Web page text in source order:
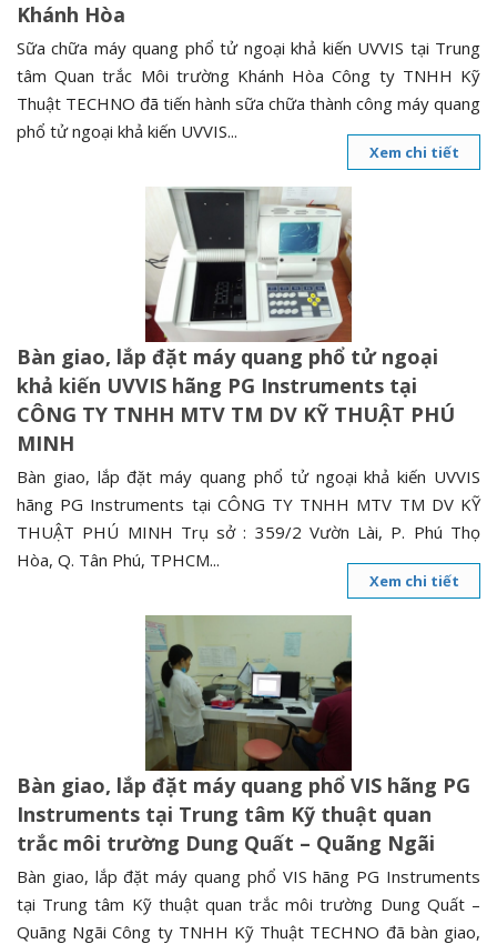
i
o
n
Khánh Hòa
Sữa chữa máy quang phổ tử ngoại khả kiến UVVIS tại Trung
tâm Quan trắc Môi trường Khánh Hòa Công ty TNHH Kỹ
Thuật TECHNO đã tiến hành sữa chữa thành công máy quang
phổ tử ngoại khả kiến UVVIS...
Xem chi tiết
Bàn giao, lắp đặt máy quang phổ tử ngoại
khả kiến UVVIS hãng PG Instruments tại
CÔNG TY TNHH MTV TM DV KỸ THUẬT PHÚ
MINH
Bàn giao, lắp đặt máy quang phổ tử ngoại khả kiến UVVIS
hãng PG Instruments tại CÔNG TY TNHH MTV TM DV KỸ
THUẬT PHÚ MINH Trụ sở : 359/2 Vườn Lài, P. Phú Thọ
Hòa, Q. Tân Phú, TPHCM...
Xem chi tiết
Bàn giao, lắp đặt máy quang phổ VIS hãng PG
Instruments tại Trung tâm Kỹ thuật quan
trắc môi trường Dung Quất – Quãng Ngãi
Bàn giao, lắp đặt máy quang phổ VIS hãng PG Instruments
tại Trung tâm Kỹ thuật quan trắc môi trường Dung Quất –
Quãng Ngãi Công ty TNHH Kỹ Thuật TECHNO đã bàn giao,